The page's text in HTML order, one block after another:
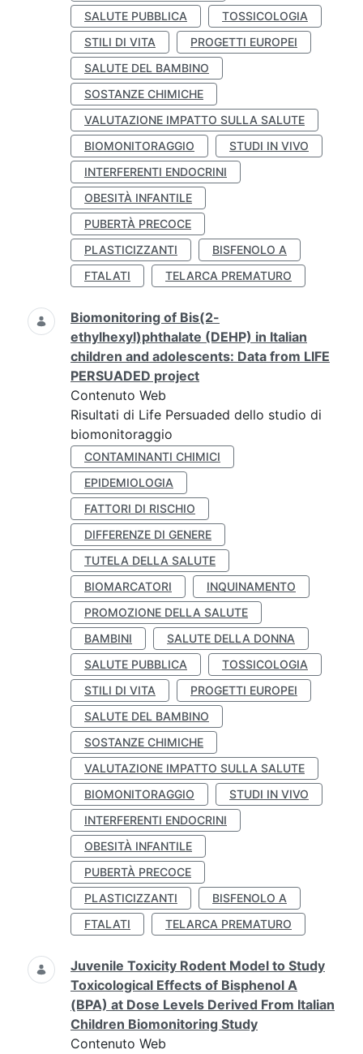
SALUTE PUBBLICA
TOSSICOLOGIA
STILI DI VITA
PROGETTI EUROPEI
SALUTE DEL BAMBINO
SOSTANZE CHIMICHE
VALUTAZIONE IMPATTO SULLA SALUTE
BIOMONITORAGGIO
STUDI IN VIVO
INTERFERENTI ENDOCRINI
OBESITÀ INFANTILE
PUBERTÀ PRECOCE
PLASTICIZZANTI
BISFENOLO A
FTALATI
TELARCA PREMATURO
Biomonitoring of Bis(2-
ethylhexyl)phthalate (DEHP) in Italian
children and adolescents: Data from LIFE
PERSUADED project
Contenuto Web
Risultati di Life Persuaded dello studio di
biomonitoraggio
CONTAMINANTI CHIMICI
EPIDEMIOLOGIA
FATTORI DI RISCHIO
DIFFERENZE DI GENERE
TUTELA DELLA SALUTE
BIOMARCATORI
INQUINAMENTO
PROMOZIONE DELLA SALUTE
BAMBINI
SALUTE DELLA DONNA
SALUTE PUBBLICA
TOSSICOLOGIA
STILI DI VITA
PROGETTI EUROPEI
SALUTE DEL BAMBINO
SOSTANZE CHIMICHE
VALUTAZIONE IMPATTO SULLA SALUTE
BIOMONITORAGGIO
STUDI IN VIVO
INTERFERENTI ENDOCRINI
OBESITÀ INFANTILE
PUBERTÀ PRECOCE
PLASTICIZZANTI
BISFENOLO A
FTALATI
TELARCA PREMATURO
Juvenile Toxicity Rodent Model to Study
Toxicological Effects of Bisphenol A
(BPA) at Dose Levels Derived From Italian
Children Biomonitoring Study
Contenuto Web